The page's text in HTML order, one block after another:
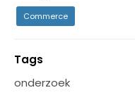
Commerce
Tags
onderzoek